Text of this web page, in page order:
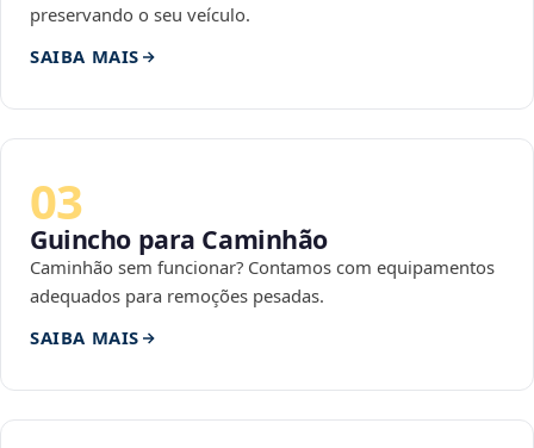
preservando o seu veículo.
SAIBA MAIS
03
Guincho para Caminhão
Caminhão sem funcionar? Contamos com equipamentos
adequados para remoções pesadas.
SAIBA MAIS